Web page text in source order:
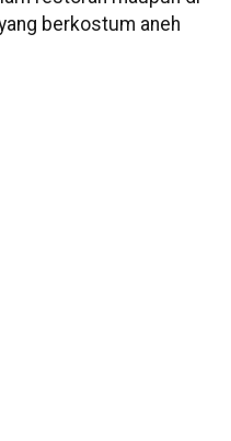
berkostum aneh